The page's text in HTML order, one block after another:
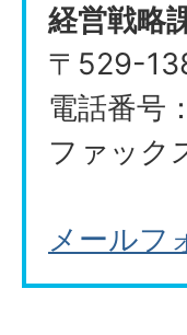
経営戦略
〒529-
電話番号
ファック
メールフ